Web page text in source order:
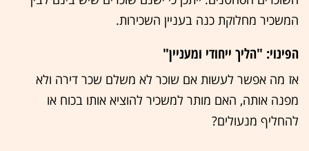
המשכיר מחלוקת כנה בעניין השכירות.
הפינוי: "הליך ייחודי ומעניין"
אז מה אפשר לעשות אם שוכר לא משלם שכר דירה ולא
מפנה אותה, האם מותר למשכיר להוציא אותו בכוח או
להחליף מנעולים?